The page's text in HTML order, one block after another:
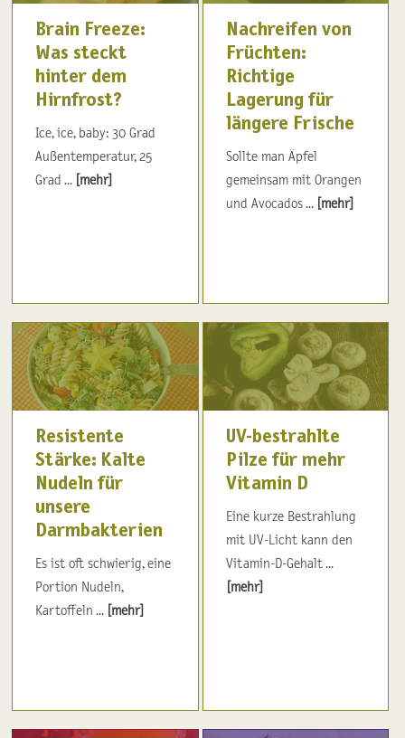
Brain Freeze:
Was steckt
hinter dem
Hirnfrost?
Ice, ice, baby: 30 Grad
Außentemperatur, 25
Grad ... [mehr]
Nachreifen von
Früchten:
Richtige
Lagerung für
längere Frische
Sollte man Äpfel
gemeinsam mit Orangen
und Avocados ... [mehr]
Resistente
Stärke: Kalte
Nudeln für
unsere
Darmbakterien
Es ist oft schwierig, eine
Portion Nudeln,
Kartoffeln ... [mehr]
UV-bestrahlte
Pilze für mehr
Vitamin D
Eine kurze Bestrahlung
mit UV-Licht kann den
Vitamin-D-Gehalt ...
[mehr]